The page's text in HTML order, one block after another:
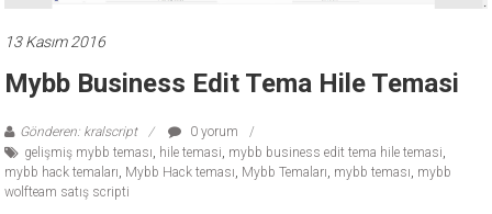
temalar,
wordpress
temaları,
php
temaları,
theme
download
13 Kasım 2016
Mybb Business Edit Tema Hile Temasi
Gönderen: kralscript
0 yorum
gelişmiş mybb teması, hile temasi, mybb business edit tema hile temasi,
mybb hack temaları, Mybb Hack teması, Mybb Temaları, mybb teması, mybb
wolfteam satış scripti